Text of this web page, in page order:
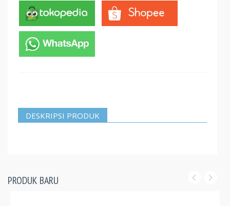
DESKRIPSI PRODUK
PRODUK BARU